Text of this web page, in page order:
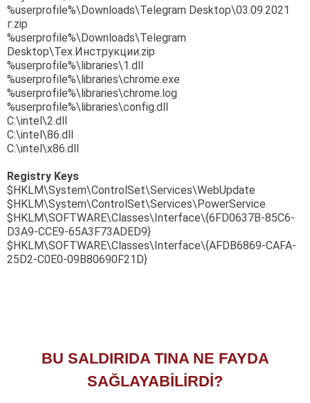
%userprofile%\Downloads\Telegram Desktop\03.09.2021
г.zip
%userprofile%\Downloads\Telegram
Desktop\Тех.Инструкции.zip
%userprofile%\libraries\1.dll
%userprofile%\libraries\chrome.exe
%userprofile%\libraries\chrome.log
%userprofile%\libraries\config.dll
C:\intel\2.dll
C:\intel\86.dll
C:\intel\x86.dll
Registry Keys
$HKLM\System\ControlSet\Services\WebUpdate
$HKLM\System\ControlSet\Services\PowerService
$HKLM\SOFTWARE\Classes\Interface\{6FD0637B-85C6-
D3A9-CCE9-65A3F73ADED9}
$HKLM\SOFTWARE\Classes\Interface\{AFDB6869-CAFA-
25D2-C0E0-09B80690F21D}
BU SALDIRIDA TINA NE FAYDA
SAĞLAYABİLİRDİ?